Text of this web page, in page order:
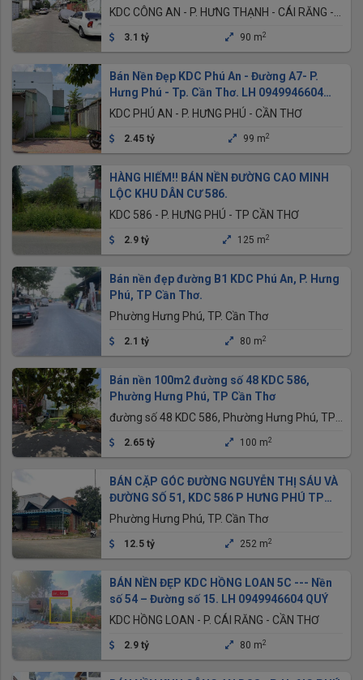
KDC CÔNG AN - P. HƯNG THẠNH - CÁI RĂNG -
3.1 tỷ 90 m2
Bán Nền Đẹp KDC Phú An - Đường A7- P.
Hưng Phú - Tp. Cần Thơ. LH 0949946604
QUÝ
KDC PHÚ AN - P. HƯNG PHÚ - CẦN THƠ
2.45 tỷ 99 m2
HÀNG HIẾM!! BÁN NỀN ĐƯỜNG CAO MINH
LỘC KHU DÂN CƯ 586.
KDC 586 - P. HƯNG PHÚ - TP CẦN THƠ
2.9 tỷ 125 m2
Bán nền đẹp đường B1 KDC Phú An, P. Hưng
Phú, TP Cần Thơ.
Phường Hưng Phú, TP. Cần Thơ
2.1 tỷ 80 m2
Bán nền 100m2 đường số 48 KDC 586,
Phường Hưng Phú, TP Cần Thơ
đường số 48 KDC 586, Phường Hưng Phú, TP
2.65 tỷ 100 m2
BÁN CẶP GÓC ĐƯỜNG NGUYỄN THỊ SÁU VÀ
ĐƯỜNG SỐ 51, KDC 586 P HƯNG PHÚ TP
CẦN THƠ
Phường Hưng Phú, TP. Cần Thơ
12.5 tỷ 252 m2
BÁN NỀN ĐẸP KDC HỒNG LOAN 5C --- Nền
số 54 – Đường số 15. LH 0949946604 QUÝ
KDC HỒNG LOAN - P. CÁI RĂNG - CẦN THƠ
2.9 tỷ 80 m2